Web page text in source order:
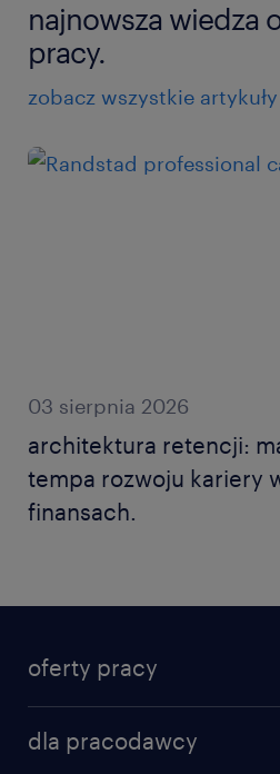
najnowsza wiedza
pracy.
zobacz wszystkie artykuły
03 sierpnia 2026
architektura retencji:
tempa rozwoju kariery
finansach.
oferty pracy
dla pracodawcy